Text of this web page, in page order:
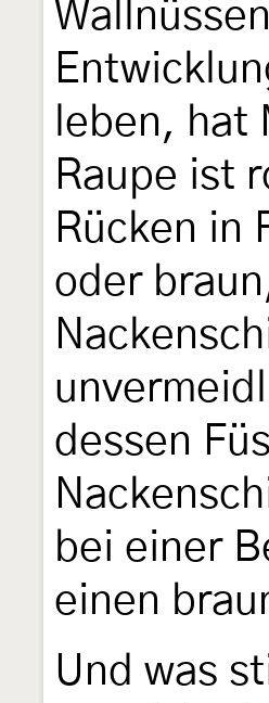
leben, hat
Raupe ist
Rücken in
oder
dessen
bei einer
einen
Und was